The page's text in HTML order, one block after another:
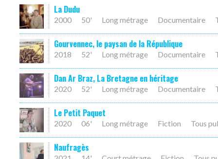
La Dudu
2000 50' Long métrage Documentaire
Gourvennec, le paysan de la République
2018 52' Long métrage Documentaire
Dan Ar Braz, La Bretagne en héritage
2020 52' Long métrage Documentaire
Le Petit Paquet
2020 06' Long métrage Fiction Tous
Naufragès